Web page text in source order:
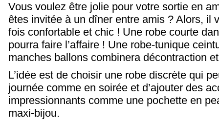
Vous voulez être jolie pour votre sortie en
êtes invitée à un dîner entre amis ? Alors, il
fois confortable et chic ! Une robe courte
pourra faire l’affaire ! Une robe-tunique
manches ballons combinera décontraction
L’idée est de choisir une robe discrète qui
journée comme en soirée et d’ajouter des
impressionnants comme une pochette en
maxi-bijou.